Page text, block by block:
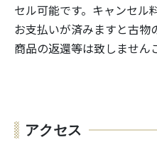
セル可能です。キャンセル
お支払いが済みますと古物
商品の返還等は致しません
アクセス